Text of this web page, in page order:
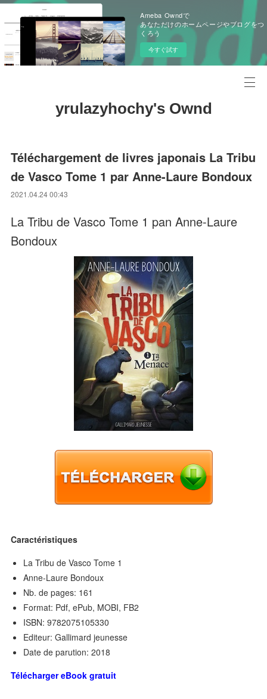
Ameba Owndで
あなただけのホームページやブログをつ
くろう
今すぐ試す
yrulazyhochy's Ownd
Téléchargement de livres japonais La Tribu
de Vasco Tome 1 par Anne-Laure Bondoux
2021.04.24 00:43
La Tribu de Vasco Tome 1 pan Anne-Laure
Bondoux
Caractéristiques
La Tribu de Vasco Tome 1
Anne-Laure Bondoux
Nb. de pages: 161
Format: Pdf, ePub, MOBI, FB2
ISBN: 9782075105330
Editeur: Gallimard jeunesse
Date de parution: 2018
Télécharger eBook gratuit